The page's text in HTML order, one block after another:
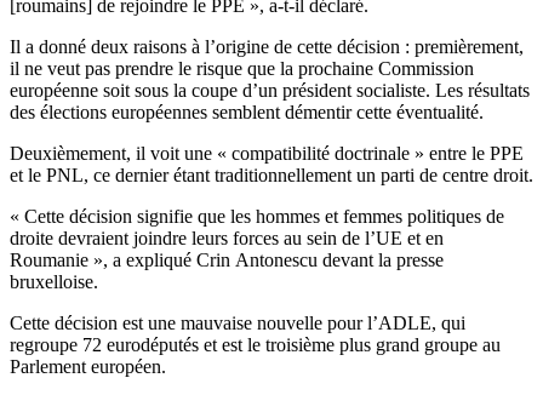
[roumains] de rejoindre le PPE », a-t-il déclaré.
Il a donné deux raisons à l’origine de cette décision : premièrement,
il ne veut pas prendre le risque que la prochaine Commission
européenne soit sous la coupe d’un président socialiste. Les résultats
des élections européennes semblent démentir cette éventualité.
Deuxièmement, il voit une « compatibilité doctrinale » entre le PPE
et le PNL, ce dernier étant traditionnellement un parti de centre droit.
« Cette décision signifie que les hommes et femmes politiques de
droite devraient joindre leurs forces au sein de l’UE et en
Roumanie », a expliqué Crin Antonescu devant la presse
bruxelloise.
Cette décision est une mauvaise nouvelle pour l’ADLE, qui
regroupe 72 eurodéputés et est le troisième plus grand groupe au
Parlement européen.